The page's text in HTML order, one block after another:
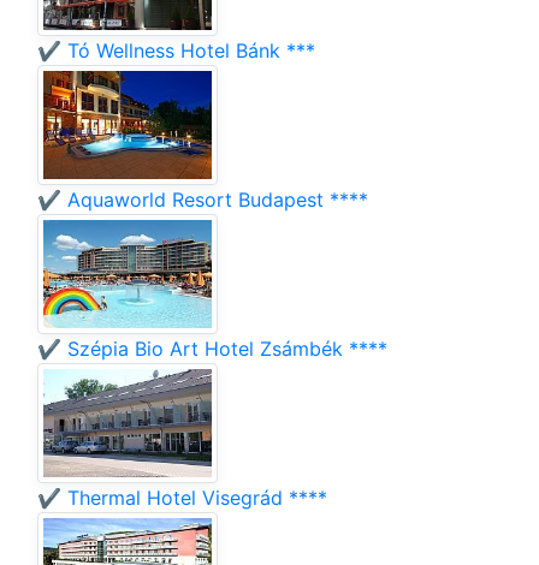
✔️ Tó Wellness Hotel Bánk ***
✔️ Aquaworld Resort Budapest ****
✔️ Szépia Bio Art Hotel Zsámbék ****
✔️ Thermal Hotel Visegrád ****